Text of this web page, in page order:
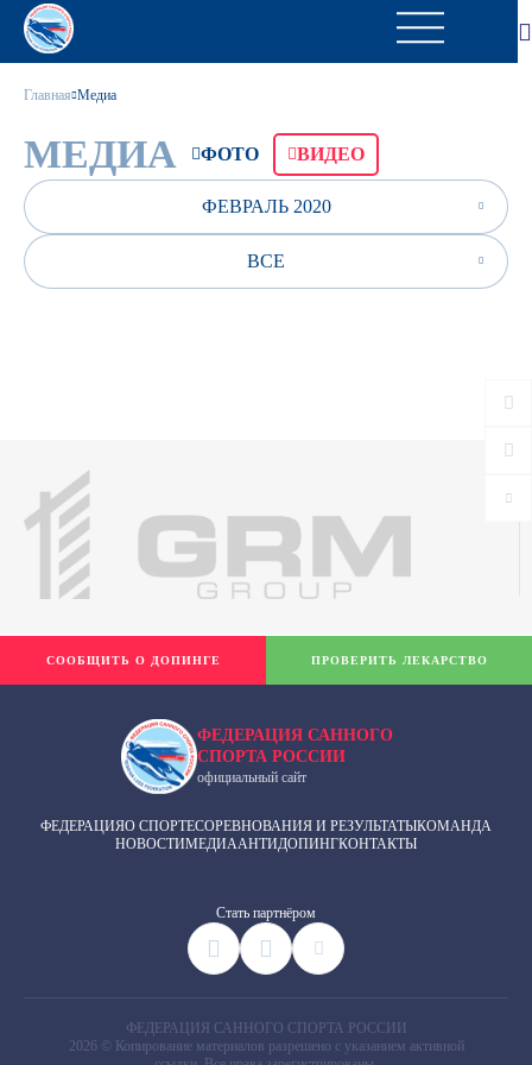
Главная Медиа
МЕДИА ФОТО ВИДЕО
ФЕВРАЛЬ 2020
ВСЕ
ФЕДЕРАЦИЯ САННОГО
СПОРТА РОССИИ
официальный сайт
ФЕДЕРАЦИЯО СПОРТЕСОРЕВНОВАНИЯ И РЕЗУЛЬТАТЫКОМАНДА
НОВОСТИМЕДИААНТИДОПИНГКОНТАКТЫ
Cтать партнёром
СООБЩИТЬ О ДОПИНГЕ ПРОВЕРИТЬ ЛЕКАРСТВО
ФЕДЕРАЦИЯ САННОГО СПОРТА РОССИИ
2026 © Копирование материалов разрешено с указанием активной